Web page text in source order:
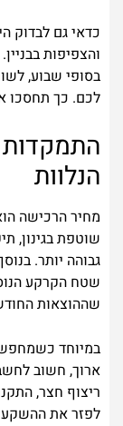
כדאי גם לבדוק
והצפיפות
בסופי שבוע,
לכם. כך תחסכו
הנלוות
מחיר הרכישה
שוטפת בגינון,
גבוהה יותר.
שטח הקרקע
שההוצאות
במיוחד
ארוך, חשוב
ריצוף חצר,
לפזר את